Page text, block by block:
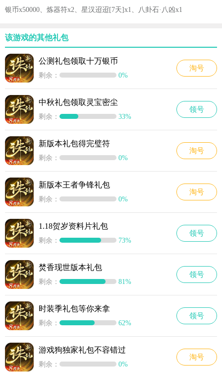
银币x50000、炼器符x2、星汉迢迢[7天]x1、八卦石·八凶x1
该游戏的其他礼包
公测礼包领取十万银币
剩余： 0%
淘号
中秋礼包领取灵宝密尘
剩余： 33%
领号
新版本礼包得完璧符
剩余： 0%
淘号
新版本王者争锋礼包
剩余： 0%
淘号
1.18贺岁资料片礼包
剩余： 73%
领号
焚香现世版本礼包
剩余： 81%
领号
时装季礼包等你来拿
剩余： 62%
领号
游戏狗独家礼包不容错过
剩余： 0%
淘号